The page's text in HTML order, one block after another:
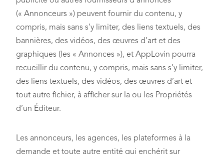
(« Annonceurs ») peuvent fournir du contenu, y
compris, mais sans s’y limiter, des liens textuels, des
bannières, des vidéos, des œuvres d’art et des
graphiques (les « Annonces »), et AppLovin pourra
recueillir du contenu, y compris, mais sans s’y limiter,
des liens textuels, des vidéos, des œuvres d’art et
tout autre fichier, à afficher sur la ou les Propriétés
d’un Éditeur.
Les annonceurs, les agences, les plateformes à la
demande et toute autre entité qui enchérit sur